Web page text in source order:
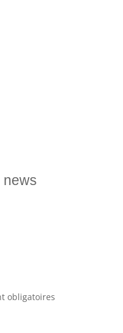
news
obligatoires